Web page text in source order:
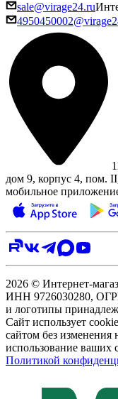
sale@virage24.ru
дом 9, корпус 4, пом.
мобильное
2026 © Интернет-
ИНН 9726030280,
и логотипы
Сайт использует
сайтом без изменения
использование ваших
Политикой